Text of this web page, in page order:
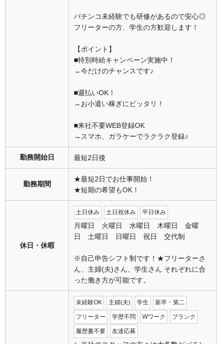
パチンコ未経験でも研修があるので安心◎
フリーターの方、学生の方歓迎します！
【ポイント】
■特別時給キャンペーン実施中！
→今だけのチャンスです♪
■週払いOK！
→お小遣い稼ぎにピッタリ！
■来社不要WEB登録OK
→スマホ、ガラケーでラクラク登録♪
勤務開始日 最短2日後
勤務期間
★最短2日でお仕事開始！
★短期の希望もOK！
休日・休暇
土日休み 土日祝休み 平日休み
月曜日 火曜日 水曜日 木曜日 金曜
日 土曜日 日曜日 祝日 交代制
※自己申告シフト制です！★フリーターさ
ん、主婦(夫)さん、学生さん それぞれに合
った働き方が可能です。
未経験OK 主婦(夫) 学生 新卒・第二
フリーター 学歴不問 Wワーク ブランク
履歴書不要 友達応募